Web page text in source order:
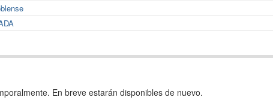
En breve estarán disponibles de nuevo.